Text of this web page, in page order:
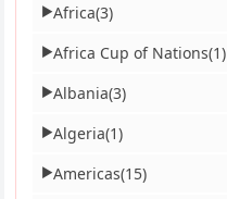
▶Africa(3)
▶Africa Cup of Nations(1)
▶Albania(3)
▶Algeria(1)
▶Americas(15)